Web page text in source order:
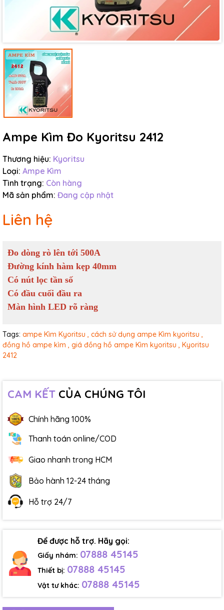
Ampe Kìm Đo Kyoritsu 2412
Thương hiệu: Kyoritsu
Loại: Ampe Kìm
Tình trạng: Còn hàng
Mã sản phẩm: Đang cập nhật
Liên hệ
Đo dòng rò lên tới 500A
Đường kính hàm kẹp 40mm
Có nút lọc tần số
Có đầu cuối đầu ra
Màn hình LED rõ ràng
Tags: ampe Kìm Kyoritsu , cách sử dụng ampe Kìm kyoritsu ,
đồng hồ ampe kìm , giá đồng hồ ampe Kìm kyoritsu , Kyoritsu
2412
CAM KẾT CỦA CHÚNG TÔI
Chính hãng 100%
Thanh toán online/COD
Giao nhanh trong HCM
Bảo hành 12-24 tháng
Hỗ trợ 24/7
Để được hỗ trợ. Hãy gọi:
Giấy nhám: 07888 45145
Thiết bị: 07888 45145
Vật tư khác: 07888 45145
Mã giảm giá:
Ngày hết hạn:
Điều kiện: